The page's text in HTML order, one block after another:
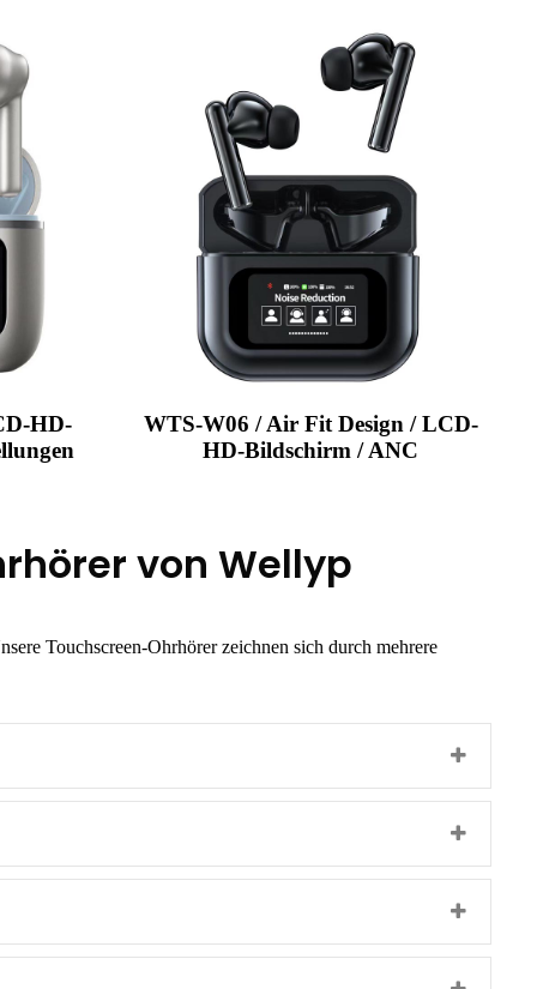
HD-
WTS-W06 / Air Fit Design / LCD-
HD-Bildschirm / ANC
von Wellyp
Touchscreen-Ohrhörer zeichnen sich durch mehrere